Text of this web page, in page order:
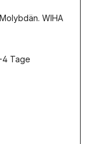
WIHA
4 Tage